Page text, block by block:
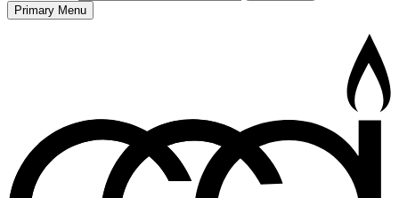
Primary Menu